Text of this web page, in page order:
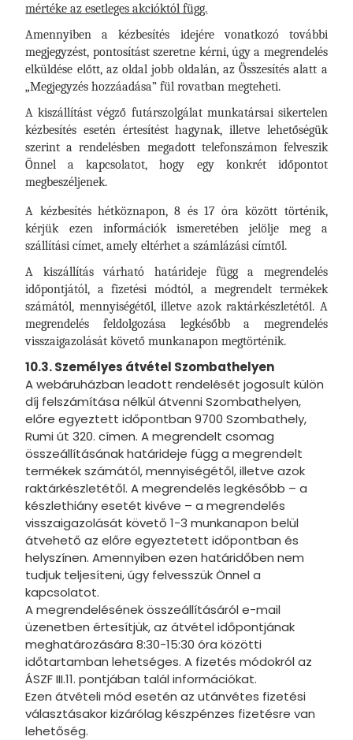
mértéke az esetleges akcióktól függ.
Amennyiben a kézbesítés idejére vonatkozó további
megjegyzést, pontosítást szeretne kérni, úgy a megrendelés
elküldése előtt, az oldal jobb oldalán, az Összesítés alatt a
„Megjegyzés hozzáadása” fül rovatban megteheti.
A kiszállítást végző futárszolgálat munkatársai sikertelen
kézbesítés esetén értesítést hagynak, illetve lehetőségük
szerint a rendelésben megadott telefonszámon felveszik
Önnel a kapcsolatot, hogy egy konkrét időpontot
megbeszéljenek.
A kézbesítés hétköznapon, 8 és 17 óra között történik,
kérjük ezen információk ismeretében jelölje meg a
szállítási címet, amely eltérhet a számlázási címtől.
A kiszállítás várható határideje függ a megrendelés
időpontjától, a fizetési módtól, a megrendelt termékek
számától, mennyiségétől, illetve azok raktárkészletétől. A
megrendelés feldolgozása legkésőbb a megrendelés
visszaigazolását követő munkanapon megtörténik.
10.3. Személyes átvétel Szombathelyen
A webáruházban leadott rendelését jogosult külön
díj felszámítása nélkül átvenni Szombathelyen,
előre egyeztett időpontban 9700 Szombathely,
Rumi út 320. címen. A megrendelt csomag
összeállításának határideje függ a megrendelt
termékek számától, mennyiségétől, illetve azok
raktárkészletétől. A megrendelés legkésőbb – a
készlethiány esetét kivéve – a megrendelés
visszaigazolását követő 1-3 munkanapon belül
átvehető az előre egyeztetett időpontban és
helyszínen. Amennyiben ezen határidőben nem
tudjuk teljesíteni, úgy felvesszük Önnel a
kapcsolatot.
A megrendelésének összeállításáról e-mail
üzenetben értesítjük, az átvétel időpontjának
meghatározására 8:30-15:30 óra közötti
időtartamban lehetséges. A fizetés módokról az
ÁSZF III.11. pontjában talál információkat.
Ezen átvételi mód esetén az utánvétes fizetési
választásakor kizárólag készpénzes fizetésre van
lehetőség.